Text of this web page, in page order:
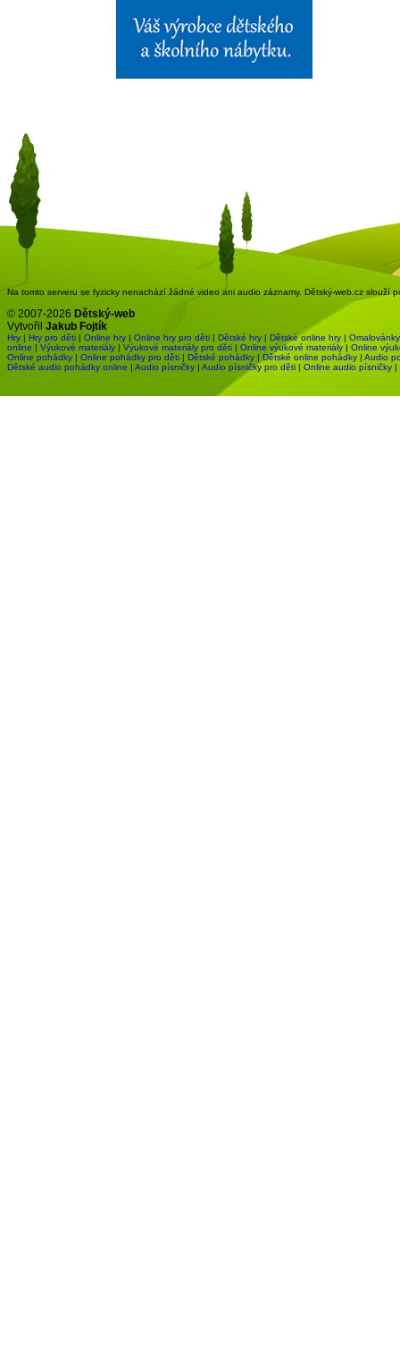
Na tomto serveru se fyzicky nenachází žádné video ani audio záznamy. Dětský-web.cz slouží
© 2007-2026 Dětský-web
Vytvořil Jakub Fojtík
Hry | Hry pro děti | Online hry | Online hry pro děti | Dětské hry | Dětské online hry | Omalovánky
online | Výukové materiály | Výukové materiály pro děti | Online výukové materiály | Online
Online pohádky | Online pohádky pro děti | Dětské pohádky | Dětské online pohádky | Audio
Dětské audio pohádky online | Audio písničky | Audio písničky pro děti | Online audio písničky |